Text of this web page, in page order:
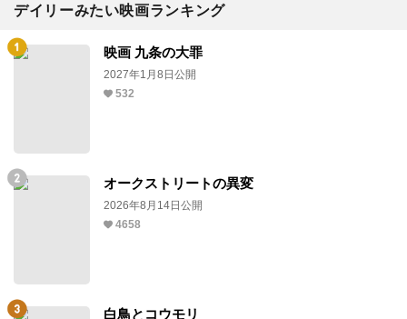
デイリーみたい映画ランキング
映画 九条の大罪
2027年1月8日公開
532
オークストリートの異変
2026年8月14日公開
4658
白鳥とコウモリ